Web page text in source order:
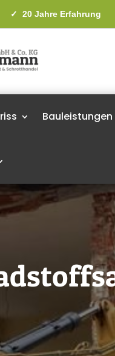
✓ 20 Jahre
Bauleistungen